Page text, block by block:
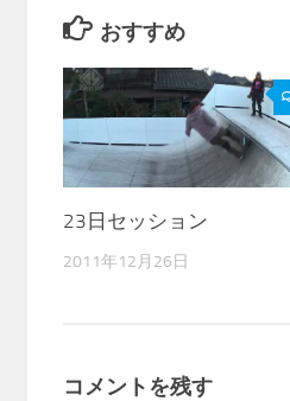
おすすめ
23日セッション
2011年12月26日
コメントを残す